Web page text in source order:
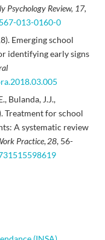
Psychology Review, 17,
013-0160-0
Emerging school
identifying early signs
Bulanda, J.J.,
Treatment for school
A systematic review
Practice,28, 56-